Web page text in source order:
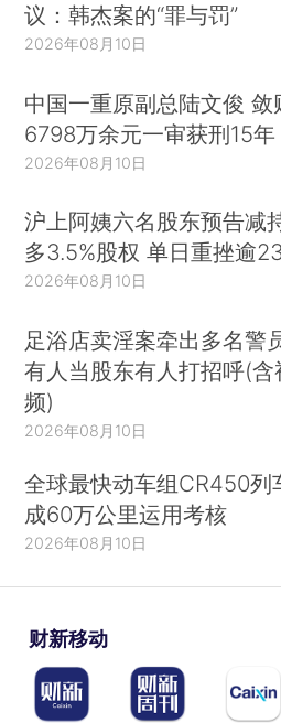
议：韩杰案的“罪与罚”
2026年08月10日
中国一重原副总陆文俊 敛
6798万余元一审获刑15年
2026年08月10日
沪上阿姨六名股东预告减
多3.5%股权 单日重挫逾
2026年08月10日
足浴店卖淫案牵出多名警
有人当股东有人打招呼(含
频)
2026年08月10日
全球最快动车组CR450列
成60万公里运用考核
2026年08月10日
财新移动